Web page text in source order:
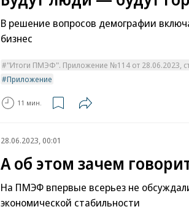
В решение вопросов демографии
бизнес
"Итоги ПМЭФ". Приложение №114 от 28.06.2023,
Приложение
11 мин.
28.06.2023, 00:01
А об этом зачем
На ПМЭФ впервые всерьез не
экономической стабильности